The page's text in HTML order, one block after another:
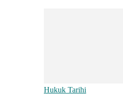
Hukuk Tarihi